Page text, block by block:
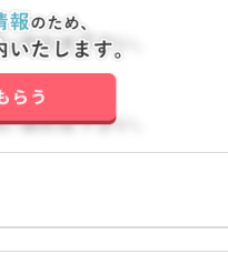
合わせ下さい。
合わせ下さい。